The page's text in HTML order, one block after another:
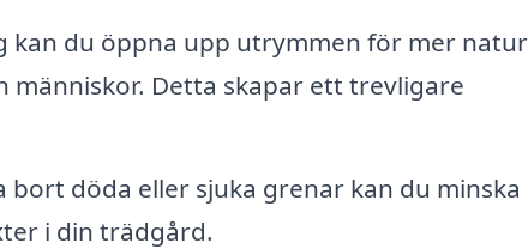
kan du öppna upp utrymmen för mer
människor. Detta skapar ett trevligare
bort döda eller sjuka grenar kan du minska
i din trädgård.